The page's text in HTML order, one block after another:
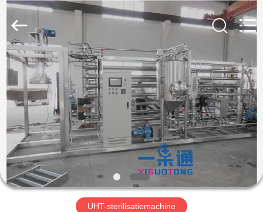
HUIS
PRODUCTEN
VIDEOS
VR-
SHOW
IMP.&EXP.
Rights
Reserved.
Developed
by
ECER
UHT-sterilisatiemachine